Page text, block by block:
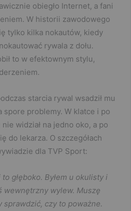
obiegło Internet, a fani
W historii zawodowego
tylko kilka nokautów, kiedy
rywala z dołu.
to w efektownym stylu,
starcia rywal wsadził mu
spore problemy. W klatce i po
widział na jedno oko, a po
do lekarza. O szczegółach
dla TVP Sport:
głęboko. Byłem u okulisty i
wewnętrzny wylew. Muszę
sprawdzić, czy to poważne.